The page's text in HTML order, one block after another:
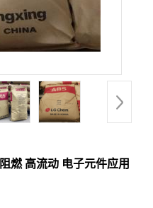
燃 高流动 电子元件应用